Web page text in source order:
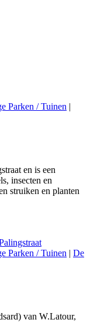
Parken / Tuinen |
en is een
insecten en
struiken en planten
Parken / Tuinen | De
van W.Latour,